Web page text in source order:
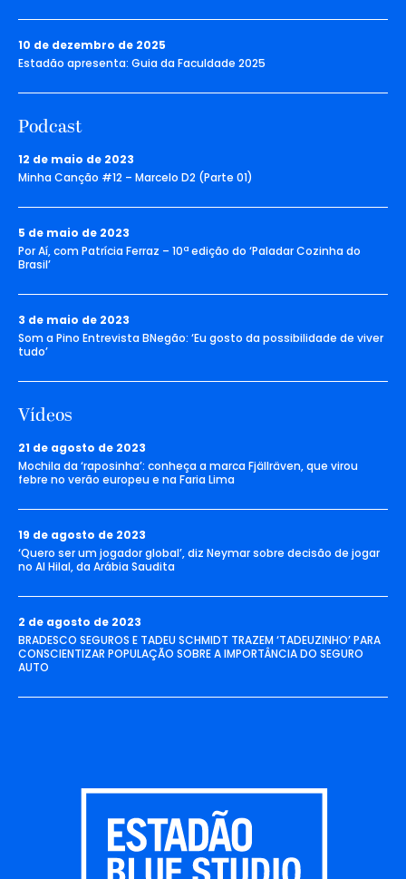
10 de dezembro de 2025
Estadão apresenta: Guia da Faculdade 2025
Podcast
12 de maio de 2023
Minha Canção #12 – Marcelo D2 (Parte 01)
5 de maio de 2023
Por Aí, com Patrícia Ferraz – 10ª edição do ‘Paladar Cozinha do
Brasil’
3 de maio de 2023
Som a Pino Entrevista BNegão: ‘Eu gosto da possibilidade de viver
tudo’
Vídeos
21 de agosto de 2023
Mochila da ‘raposinha’: conheça a marca Fjällräven, que virou
febre no verão europeu e na Faria Lima
19 de agosto de 2023
‘Quero ser um jogador global’, diz Neymar sobre decisão de jogar
no Al Hilal, da Arábia Saudita
2 de agosto de 2023
BRADESCO SEGUROS E TADEU SCHMIDT TRAZEM ‘TADEUZINHO’ PARA
CONSCIENTIZAR POPULAÇÃO SOBRE A IMPORTÂNCIA DO SEGURO
AUTO